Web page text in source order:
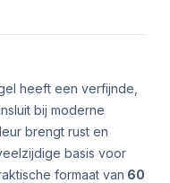
heeft een verfijnde,
bij moderne
brengt rust en
basis voor
formaat van 60